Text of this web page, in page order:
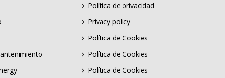
Política de privacidad
Privacy policy
Política de Cookies
Política de Cookies
Política de Cookies